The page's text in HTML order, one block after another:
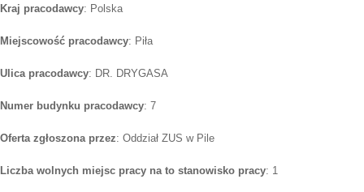
Kraj pracodawcy: Polska
Miejscowość pracodawcy: Piła
Ulica pracodawcy: DR. DRYGASA
Numer budynku pracodawcy: 7
Oferta zgłoszona przez: Oddział ZUS w Pile
Liczba wolnych miejsc pracy na to stanowisko pracy: 1